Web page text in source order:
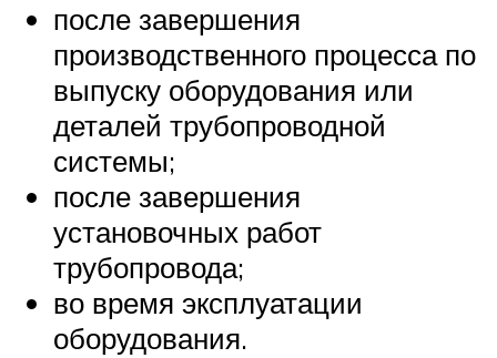
после завершения
производственного процесса по
выпуску оборудования или
деталей трубопроводной
системы;
после завершения
установочных работ
трубопровода;
во время эксплуатации
оборудования.